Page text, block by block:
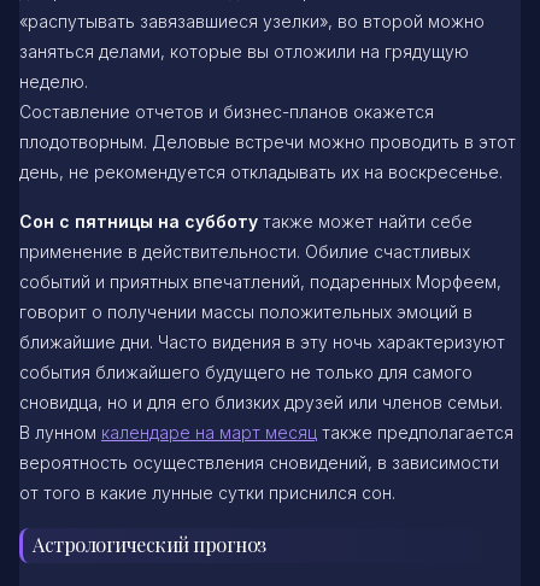
«распутывать завязавшиеся узелки», во второй можно
заняться делами, которые вы отложили на грядущую
неделю.
Составление отчетов и бизнес-планов окажется
плодотворным. Деловые встречи можно проводить в этот
день, не рекомендуется откладывать их на воскресенье.
Сон с пятницы на субботу также может найти себе
применение в действительности. Обилие счастливых
событий и приятных впечатлений, подаренных Морфеем,
говорит о получении массы положительных эмоций в
ближайшие дни. Часто видения в эту ночь характеризуют
события ближайшего будущего не только для самого
сновидца, но и для его близких друзей или членов семьи.
В лунном календаре на март месяц также предполагается
вероятность осуществления сновидений, в зависимости
от того в какие лунные сутки приснился сон.
Астрологический прогноз